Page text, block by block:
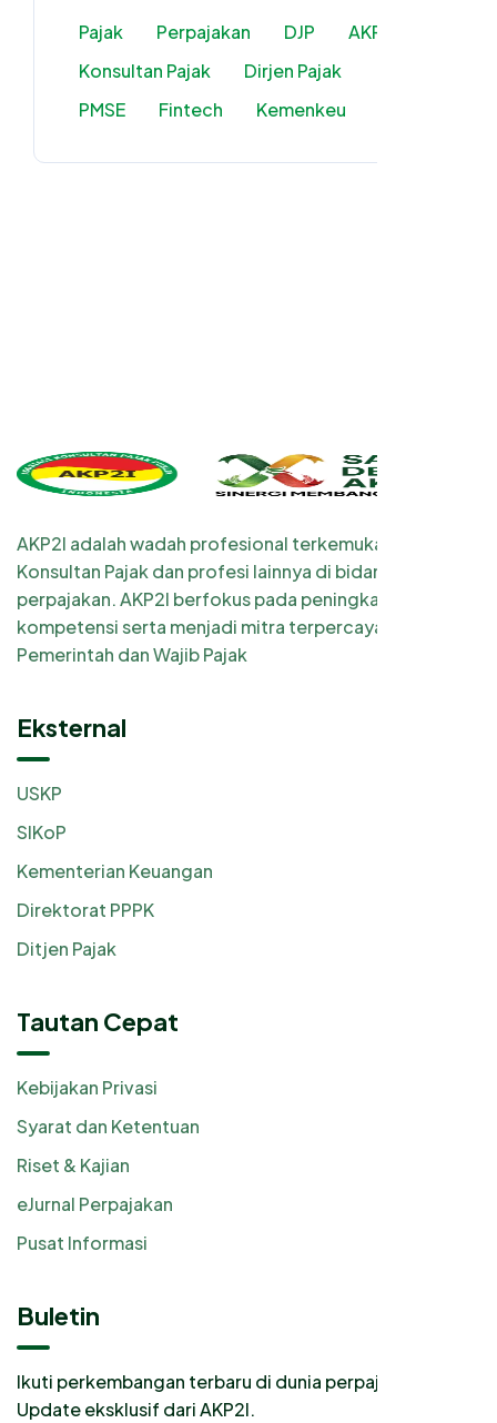
Pajak Perpajakan DJP
AKP2I
Konsultan Pajak
Dirjen Pajak
PMSE
Fintech Kemenkeu
AKP2I adalah wadah profesional terkemuka bagi
Konsultan Pajak dan profesi lainnya di bidang
perpajakan. AKP2I berfokus pada peningkatan
kompetensi serta menjadi mitra terpercaya
Pemerintah dan Wajib Pajak
Eksternal
USKP
SIKoP
Kementerian Keuangan
Direktorat PPPK
Ditjen Pajak
Tautan Cepat
Kebijakan Privasi
Syarat dan Ketentuan
Riset & Kajian
eJurnal Perpajakan
Pusat Informasi
Buletin
Ikuti perkembangan terbaru di dunia perpajakan.
Update eksklusif dari AKP2I.